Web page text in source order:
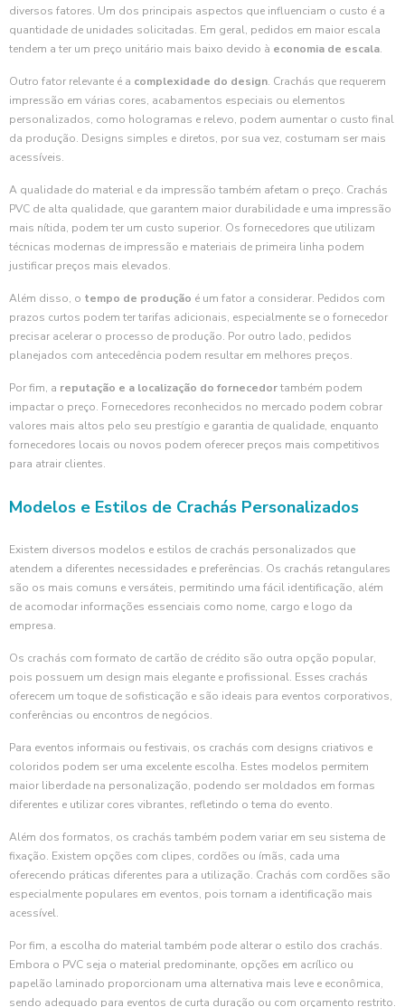
diversos fatores. Um dos principais aspectos que influenciam o custo é a
quantidade de unidades solicitadas. Em geral, pedidos em maior escala
tendem a ter um preço unitário mais baixo devido à economia de escala.
Outro fator relevante é a complexidade do design. Crachás que requerem
impressão em várias cores, acabamentos especiais ou elementos
personalizados, como hologramas e relevo, podem aumentar o custo final
da produção. Designs simples e diretos, por sua vez, costumam ser mais
acessíveis.
A qualidade do material e da impressão também afetam o preço. Crachás
PVC de alta qualidade, que garantem maior durabilidade e uma impressão
mais nítida, podem ter um custo superior. Os fornecedores que utilizam
técnicas modernas de impressão e materiais de primeira linha podem
justificar preços mais elevados.
Além disso, o tempo de produção é um fator a considerar. Pedidos com
prazos curtos podem ter tarifas adicionais, especialmente se o fornecedor
precisar acelerar o processo de produção. Por outro lado, pedidos
planejados com antecedência podem resultar em melhores preços.
Por fim, a reputação e a localização do fornecedortambém podem
impactar o preço. Fornecedores reconhecidos no mercado podem cobrar
valores mais altos pelo seu prestígio e garantia de qualidade, enquanto
fornecedores locais ou novos podem oferecer preços mais competitivos
para atrair clientes.
Modelos e Estilos de Crachás Personalizados
Existem diversos modelos e estilos de crachás personalizados que
atendem a diferentes necessidades e preferências. Os crachás retangulares
são os mais comuns e versáteis, permitindo uma fácil identificação, além
de acomodar informações essenciais como nome, cargo e logo da
empresa.
Os crachás com formato de cartão de crédito são outra opção popular,
pois possuem um design mais elegante e profissional. Esses crachás
oferecem um toque de sofisticação e são ideais para eventos corporativos,
conferências ou encontros de negócios.
Para eventos informais ou festivais, os crachás com designs criativos e
coloridos podem ser uma excelente escolha. Estes modelos permitem
maior liberdade na personalização, podendo ser moldados em formas
diferentes e utilizar cores vibrantes, refletindo o tema do evento.
Além dos formatos, os crachás também podem variar em seu sistema de
fixação. Existem opções com clipes, cordões ou ímãs, cada uma
oferecendo práticas diferentes para a utilização. Crachás com cordões são
especialmente populares em eventos, pois tornam a identificação mais
acessível.
Por fim, a escolha do material também pode alterar o estilo dos crachás.
Embora o PVC seja o material predominante, opções em acrílico ou
papelão laminado proporcionam uma alternativa mais leve e econômica,
sendo adequado para eventos de curta duração ou com orçamento restrito.